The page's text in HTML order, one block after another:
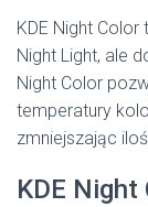
KDE Night
Night Light, ale
Night Color
temperatury
zmniejszając
KDE